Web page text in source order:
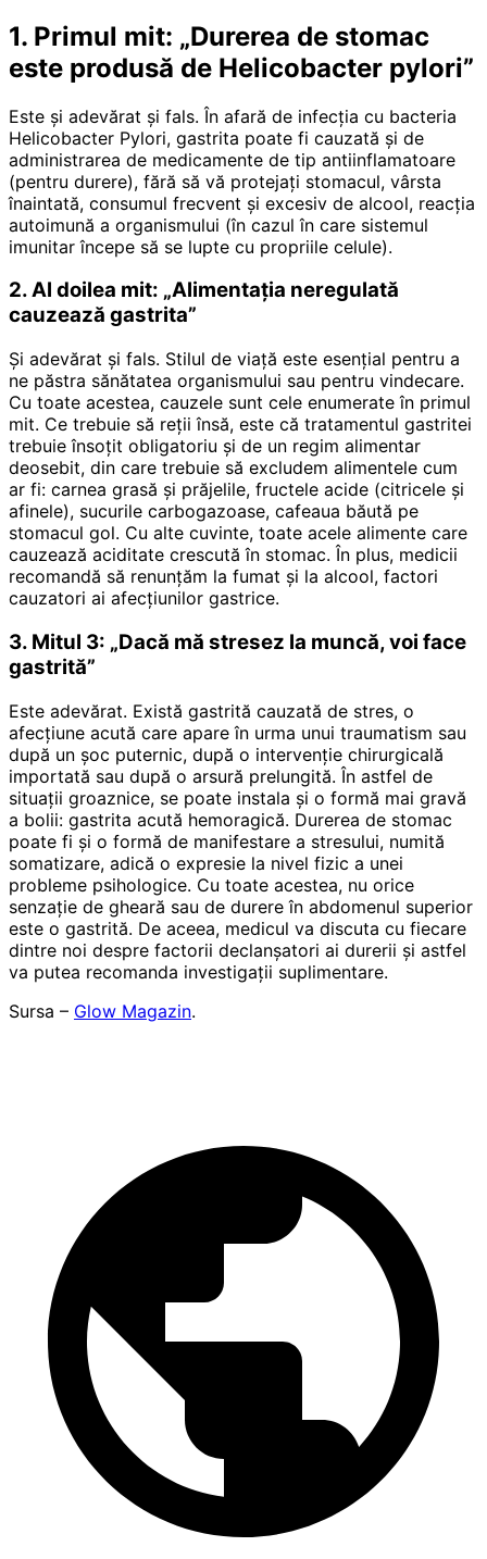
1. Primul mit: „Durerea de stomac
este produsă de Helicobacter pylori”
Este și adevărat și fals. În afară de infecția cu bacteria
Helicobacter Pylori, gastrita poate fi cauzată și de
administrarea de medicamente de tip antiinflamatoare
(pentru durere), fără să vă protejați stomacul, vârsta
înaintată, consumul frecvent și excesiv de alcool, reacția
autoimună a organismului (în cazul în care sistemul
imunitar începe să se lupte cu propriile celule).
2. Al doilea mit: „Alimentația neregulată
cauzează gastrita”
Și adevărat și fals. Stilul de viață este esențial pentru a
ne păstra sănătatea organismului sau pentru vindecare.
Cu toate acestea, cauzele sunt cele enumerate în primul
mit. Ce trebuie să reții însă, este că tratamentul gastritei
trebuie însoțit obligatoriu și de un regim alimentar
deosebit, din care trebuie să excludem alimentele cum
ar fi: carnea grasă și prăjelile, fructele acide (citricele și
afinele), sucurile carbogazoase, cafeaua băută pe
stomacul gol. Cu alte cuvinte, toate acele alimente care
cauzează aciditate crescută în stomac. În plus, medicii
recomandă să renunțăm la fumat și la alcool, factori
cauzatori ai afecțiunilor gastrice.
3. Mitul 3: „Dacă mă stresez la muncă, voi face
gastrită”
Este adevărat. Există gastrită cauzată de stres, o
afecțiune acută care apare în urma unui traumatism sau
după un șoc puternic, după o intervenție chirurgicală
importată sau după o arsură prelungită. În astfel de
situații groaznice, se poate instala și o formă mai gravă
a bolii: gastrita acută hemoragică. Durerea de stomac
poate fi și o formă de manifestare a stresului, numită
somatizare, adică o expresie la nivel fizic a unei
probleme psihologice. Cu toate acestea, nu orice
senzație de gheară sau de durere în abdomenul superior
este o gastrită. De aceea, medicul va discuta cu fiecare
dintre noi despre factorii declanșatori ai durerii și astfel
va putea recomanda investigații suplimentare.
Sursa – Glow Magazin.